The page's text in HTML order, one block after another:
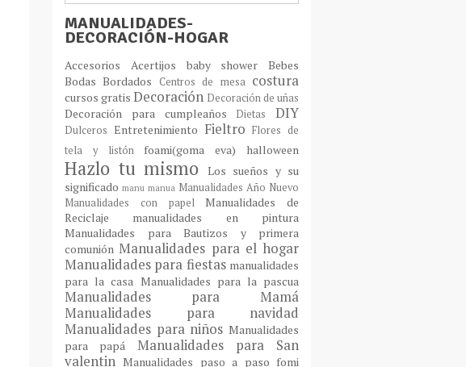
MANUALIDADES-
DECORACIÓN-HOGAR
Accesorios Acertijos baby shower Bebes
BodasBordados Centros de mesa costura
cursos gratis Decoración Decoración de uñas
Decoración para cumpleaños Dietas DIY
Dulceros Entretenimiento FieltroFlores de
tela y listón foami(goma eva) halloween
Hazlo tu mismo
Los sueños y su
significado manu manua Manualidades Año Nuevo
Manualidades con papelManualidades de
Reciclaje manualidades en pintura
Manualidades para Bautizos y primera
comuniónManualidades para el hogar
Manualidades para fiestas manualidades
para la casa Manualidades para la pascua
Manualidades para Mamá
Manualidades para navidad
Manualidades para niños Manualidades
para papá Manualidades para San
valentinManualidades paso a paso fomi